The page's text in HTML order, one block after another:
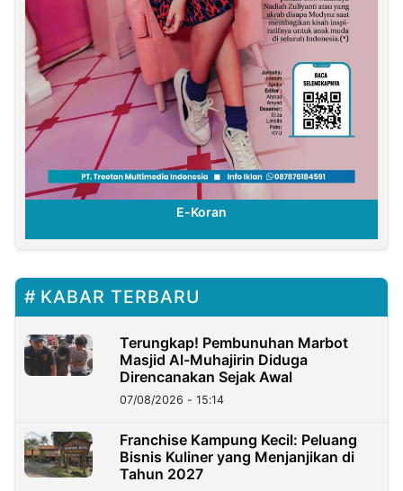
E-Koran
KABAR TERBARU
Terungkap! Pembunuhan Marbot
Masjid Al-Muhajirin Diduga
Direncanakan Sejak Awal
07/08/2026 - 15:14
Franchise Kampung Kecil: Peluang
Bisnis Kuliner yang Menjanjikan di
Tahun 2027